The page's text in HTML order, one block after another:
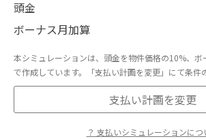
頭金
ボーナス月加算
本シミュレーションは、頭金を物件価格の10%、
で作成しています。「支払い計画を変更」にて条件
支払い計画を変更
？ 支払いシミュレーションにつ